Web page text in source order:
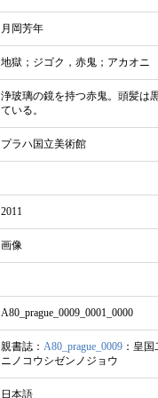
月岡芳年
地獄；ジゴク，赤鬼；アカオニ
浄玻璃の鏡を持つ赤鬼。頭髪は
ている。
プラハ国立美術館
2011
画像
A80_prague_0009_0001_0000
親書誌： A80_prague_0009 ：皇
ニノコウシゼンノジョウ
日本語